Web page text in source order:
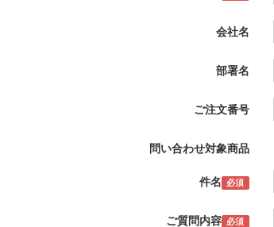
会社名
部署名
ご注文番号
問い合わせ対象商品
件名 必須
ご質問内容 必須